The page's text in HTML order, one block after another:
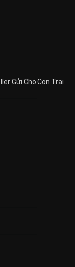
Gửi Cho Con Trai